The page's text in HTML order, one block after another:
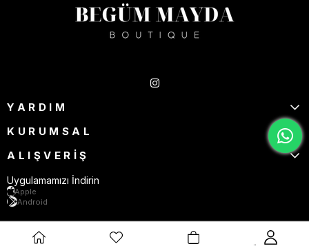
YARDIM
KURUMSAL
ALIŞVERİŞ
Uygulamamızı İndirin
Apple
Android